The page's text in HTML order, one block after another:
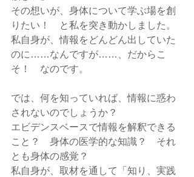
その想いが、身体について学ぶ場を創
りたい！　と私を突き動かしました。
私自身が、情報をどんどん出していた
のに……なんですが……、だからこ
そ！　なのです。
では、何を知っていれば、情報に惑わ
されないのでしょうか？
エビデンスベースで情報を解釈できる
こと？　身体の医学的な知識？　それ
とも身体の感覚？
私自身が、取材を通して「知り、実践